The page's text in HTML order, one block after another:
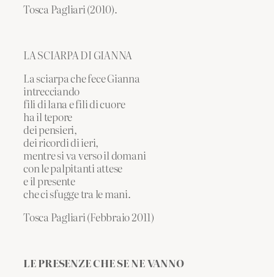
Tosca Pagliari (2010).
LA SCIARPA DI GIANNA
La sciarpa che fece Gianna
intrecciando
fili di lana e fili di cuore
ha il tepore
dei pensieri,
dei ricordi di ieri,
mentre si va verso il domani
con le palpitanti attese
e il presente
che ci sfugge tra le mani.
Tosca Pagliari (Febbraio 2011)
LE PRESENZE CHE SE NE VANNO